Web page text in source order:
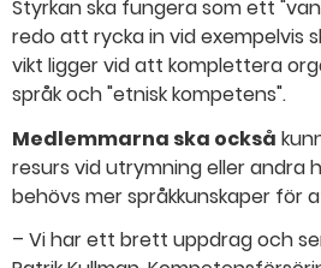
Styrkan ska fungera som ett
redo att rycka in vid exempelvis
vikt ligger vid att komplettera
språk och "etnisk kompetens".
Medlemmarna ska också
resurs vid utrymning eller andra
behövs mer språkkunskaper för
– Vi har ett brett uppdrag och